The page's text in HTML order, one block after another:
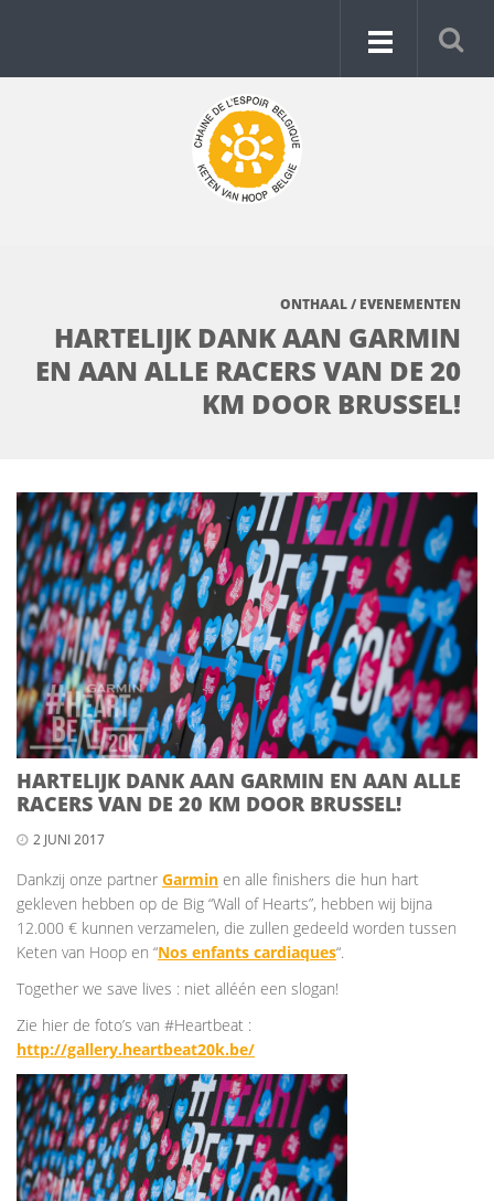
ONTHAAL/ EVENEMENTEN
HARTELIJK DANK AAN GARMIN
EN AAN ALLE RACERS VAN DE 20
KM DOOR BRUSSEL!
HARTELIJK DANK AAN GARMIN EN AAN ALLE
RACERS VAN DE 20 KM DOOR BRUSSEL!
2 JUNI 2017
Dankzij onze partner Garmin en alle finishers die hun hart
gekleven hebben op de Big “Wall of Hearts”, hebben wij bijna
12.000 € kunnen verzamelen, die zullen gedeeld worden tussen
Keten van Hoop en “Nos enfants cardiaques“.
Together we save lives : niet alléén een slogan!
Zie hier de foto’s van #Heartbeat :
http://gallery.heartbeat20k.be/